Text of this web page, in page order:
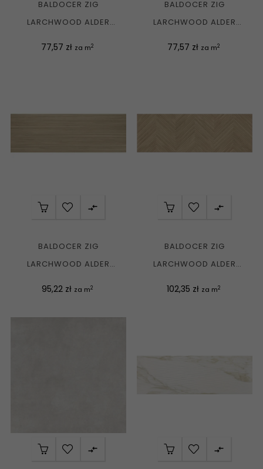
BALDOCER ZIG
LARCHWOOD ALDER
Cena
77,57 zł za m2
BALDOCER ZIG
LARCHWOOD ALDER
Cena
77,57 zł za m2

BALDOCER ZIG
LARCHWOOD ALDER
Cena
95,22 zł za m2

BALDOCER ZIG
LARCHWOOD ALDER
Cena
102,35 zł za m2
 